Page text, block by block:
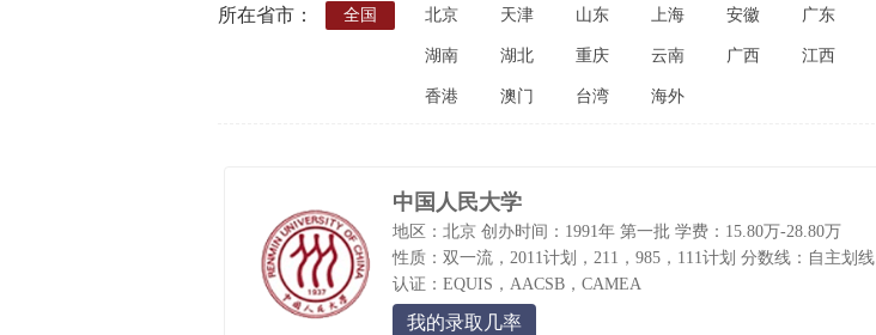
所在省市： 全国 北京 天津 山东 上海 安徽 广东
湖南 湖北 重庆 云南 广西 江西
香港 澳门 台湾 海外
中国人民大学
地区：北京 创办时间：1991年 第一批 学费：15.80万-28.80万
性质：双一流，2011计划，211，985，111计划 分数线：自主划线
认证：EQUIS，AACSB，CAMEA
我的录取几率